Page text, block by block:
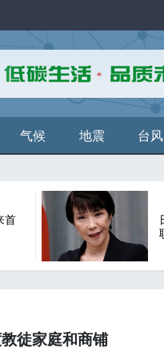
气候 地震 台风
首
徒家庭和商铺